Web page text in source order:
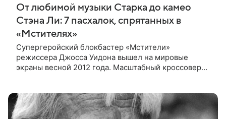
От любимой музыки Старка до камео
Стэна Ли: 7 пасхалок, спрятанных в
«Мстителях»
Супергеройский блокбастер «Мстители»
режиссера Джосса Уидона вышел на мировые
экраны весной 2012 года. Масштабный кроссовер